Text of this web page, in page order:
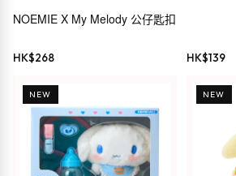
NOEMIE X My Melody 公仔匙扣
HK$268 HK$139
NEW NEW